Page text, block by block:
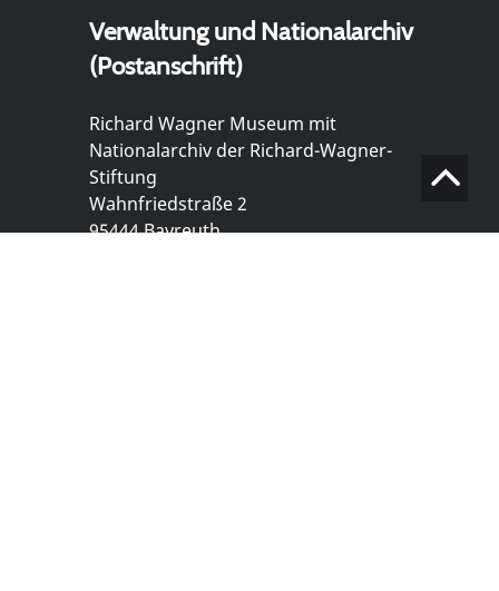
Verwaltung und Nationalarchiv
(Postanschrift)
Richard Wagner Museum mit
Nationalarchiv der Richard-Wagner-
Stiftung
Wahnfriedstraße 2
95444 Bayreuth